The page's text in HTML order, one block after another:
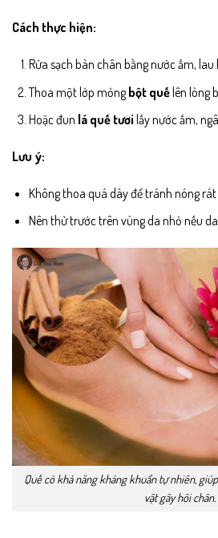
Cách thực hiện:
Rửa sạch bàn chân bằng nước ấm,
Thoa một lớp mỏngbột quếlên lòng
Hoặc đun lá quế tươi lấy nước ấm,
Lưu ý:
Không thoa quá dày để tránh nóng
Nên thử trước trên vùng da nhỏ nếu
Quế có khả năng kháng khuẩn tự nhiên,
vật gây hôi chân.